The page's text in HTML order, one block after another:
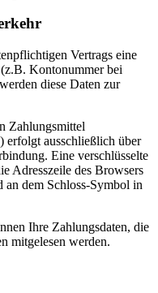
Vertrags eine
Kontonummer bei
diese Daten zur
Zahlungsmittel
erfolgt ausschließlich über
Eine verschlüsselte
Adresszeile des Browsers
dem Schloss-Symbol in
Ihre Zahlungsdaten, die
mitgelesen werden.